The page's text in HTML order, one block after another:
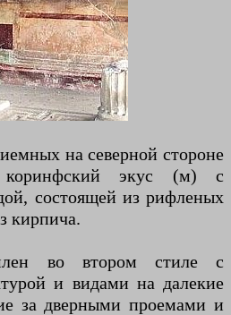
на северной стороне
экус (м) с
состоящей из рифленых
кирпича.
во втором стиле с
и видами на далекие
за дверными проемами и